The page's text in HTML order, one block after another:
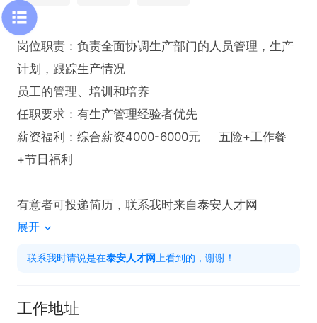
岗位职责：负责全面协调生产部门的人员管理，生产
计划，跟踪生产情况
员工的管理、培训和培养
任职要求：有生产管理经验者优先
薪资福利：综合薪资4000-6000元     五险+工作餐
+节日福利
有意者可投递简历，联系我时来自泰安人才网
展开
联系我时请说是在泰安人才网 上看到的，谢谢！
工作地址